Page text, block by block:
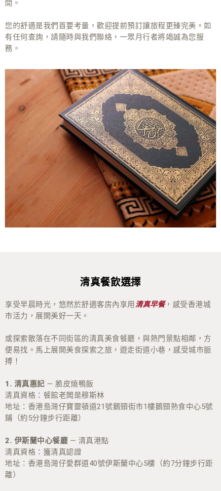
間。
您的舒適是我們首要考量，歡迎提前預訂讓旅程更臻完美。如
有任何查詢，請隨時與我們聯絡，一眾月行者將竭誠為您服
務。
清真餐飲選擇
享受早晨時光，悠然於舒適客房內享用清真早餐，感受香港城
市活力，展開美好一天。
或探索散落在不同街區的清真美食餐廳，與熱門景點相鄰，方
便易找。馬上展開美食探索之旅，遊走街道小巷，感受城市脈
搏！
1. 清真惠記 — 脆皮燒鴨飯
清真資格：餐館老闆是穆斯林
地址：香港島灣仔寶靈頓道21號鵝頸街市1樓鵝頸熟食中心5號
鋪（約5分鐘步行距離）
2. 伊斯蘭中心餐廳 — 清真港點
清真資格：獲清真認證
地址：香港島灣仔愛群道40號伊斯蘭中心5樓（約7分鐘步行距
離）